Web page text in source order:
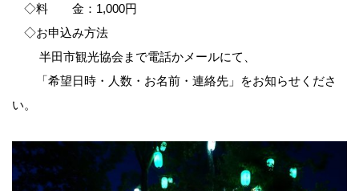
◇料 金：1,000円
◇お申込み方法
半田市観光協会まで電話かメールにて、
「希望日時・人数・お名前・連絡先」をお知らせくださ
い。